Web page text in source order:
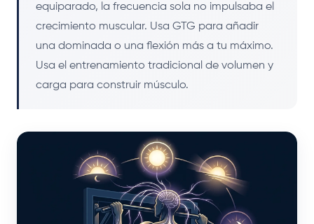
equiparado, la frecuencia sola no impulsaba el
crecimiento muscular. Usa GTG para añadir
una dominada o una flexión más a tu máximo.
Usa el entrenamiento tradicional de volumen y
carga para construir músculo.